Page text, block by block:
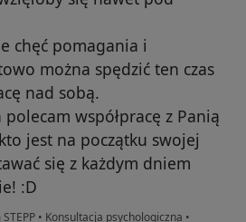
chęć pomagania i
można spędzić ten czas
nad sobą.
polecam współpracę z Panią
jest na początku swojej
się z każdym dniem
:D
• Konsultacja psychologiczna •